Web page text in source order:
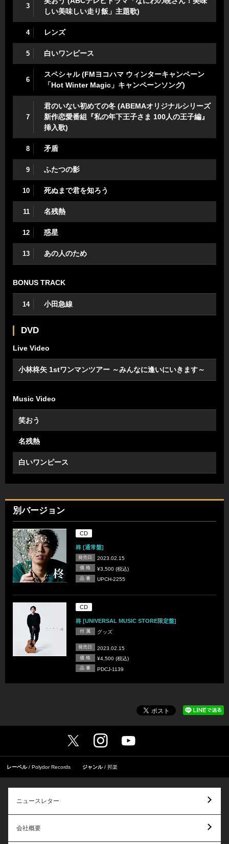
3
しい美味しい走り飯」主題歌)
4 レンズ
5 白いワンピース
6
スペシャル (FMヨコハマ ウィンターキャンペーン
「Hot Winter Magic」キャンペーンソング)
7
君のいない初めての冬 (ABEMAオリジナルシリーズ
新作恋愛番組『私の年下王子さま 100人の王子編』
挿入歌)
8 矛盾
9 ふたつの影
10 死ぬまで君を知ろう
11 名残熱
12 惑星
13 あの人のため
BONUS TRACK
14 小田急線
DVD
Live Video
小林柊矢 1stワンマンツアー ～みんなに逢いにいきます～
Music Video
笑おう
名残熱
白いワンピース
別バージョン
CD
柊 [通常盤]
発売日 2023.02.15
価 格 ¥3,500 (税込)
品 番 UPCH-2255
CD
柊 [UNIVERSAL MUSIC STORE限定盤]
付 属 グッズ
発売日 2023.02.15
価 格 ¥4,500 (税込)
品 番 PDCJ-1139
レーベル Polydor Records ジャンル 邦楽
ニュースレター
会社概要